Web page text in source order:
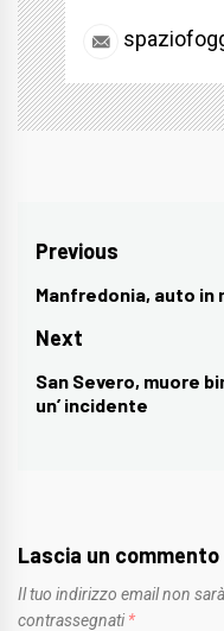
Navigazione
articoli
Previous
Previous
post:
Manfredonia, auto in
Next
Next
post:
San Severo, muore
un’ incidente
Lascia un commento
Il tuo indirizzo email non
contrassegnati *